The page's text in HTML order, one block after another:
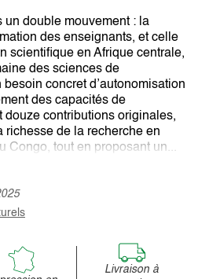
un double mouvement : la
des enseignants, et celle
scientifique en Afrique centrale,
des sciences de
besoin concret d’autonomisation
des capacités de
douze contributions originales,
richesse de la recherche en
Congo, tout en proposant un...
Livraison à